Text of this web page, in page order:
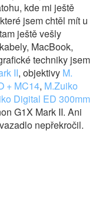
kde mi ještě
jsem chtěl mít u
ještě vešly
MacBook,
techniky jsem
II, objektivy M.
+ MC14, M.Zuiko
Digital ED 300mm
G1X Mark II. Ani
nepřekročil.